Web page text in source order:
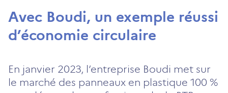
Avec Boudi, un exemple réussi
d’économie circulaire
En janvier 2023, l’entreprise Boudi met sur
le marché des panneaux en plastique 100 %